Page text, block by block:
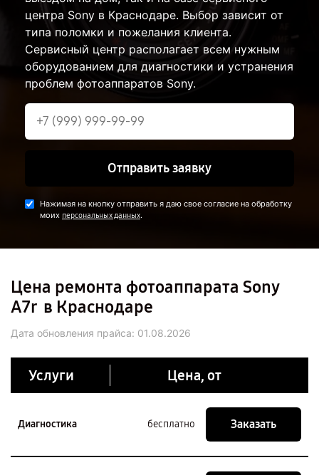
центра Sony в Краснодаре. Выбор зависит от
типа поломки и пожелания клиента.
Сервисный центр располагает всем нужным
оборудованием для диагностики и устранения
проблем фотоаппаратов Sony.
Отправить заявку
Нажимая на кнопку отправить я даю свое согласие на обработку
моих персональных данных.
Цена ремонта фотоаппарата Sony
A7r в Краснодаре
Дата обновления прайса: 01.08.2026
Услуги Цена, от
Диагностика бесплатно Заказать